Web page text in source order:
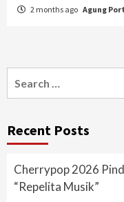
2 months ago Agung
for:
Recent Posts
Cherrypop 2026
“Repelita Musik”